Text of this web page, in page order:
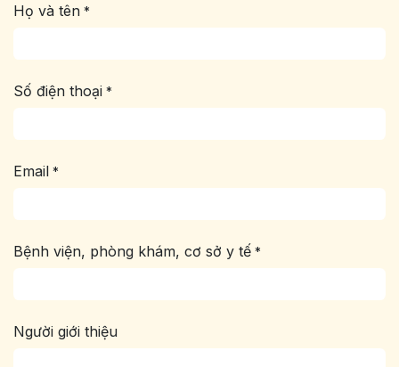
Họ và tên *
Số điện thoại *
Email *
Bệnh viện, phòng khám, cơ sở y tế *
Người giới thiệu